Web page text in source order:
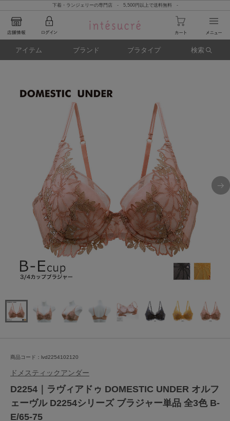
下着・ランジェリーの専門店 - 5,500円以上で送料無料 -
アイテム ブランド ブラタイプ 検索
商品コード：lvd2254102120
ドメスティックアンダー
D2254｜ラヴィアドゥ DOMESTIC UNDER オルフ
ェーヴル D2254シリーズ ブラジャー単品 全3色 B-
E/65-75